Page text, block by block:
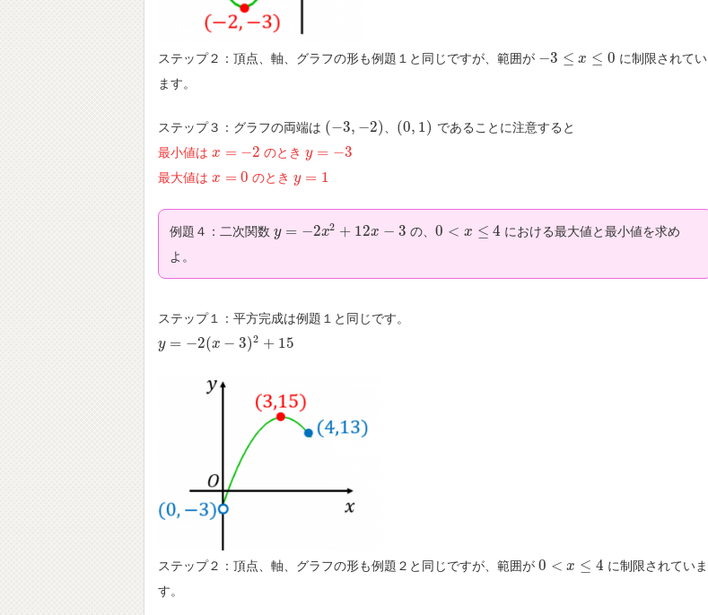
ステップ２：頂点、軸、グラフの形も例題１と同じですが、範囲が −3 ≤ x ≤ 0
−3≤ x≤ 0
に制限されてい
ます。
ステップ３：グラフの両端は (−3, −2)
( −3,− 2) (0, 1)
(0,1)
であることに注意すると
最小値は x = −2
x= −2 のときy = −3
y=−3
最大値は x = 0
x= 0 のときy = 1
y=1
例題４：二次関数 y = −2x2 + 12x − 3
y=−2 x2+12 x−3 の、0 < x ≤ 4
0 <x≤ 4
における最大値と最小値を求め
よ。
ステップ１：平方完成は例題１と同じです。
y = −2(x − 3)2 + 15
y=−2 (x−3)2 +15
ステップ２：頂点、軸、グラフの形も例題２と同じですが、範囲が 0 < x ≤ 4
0 <x≤ 4
に制限されていま
す。